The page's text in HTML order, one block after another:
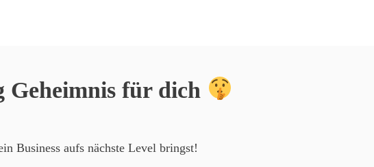
Geheimnis für dich
Business aufs nächste Level bringst!